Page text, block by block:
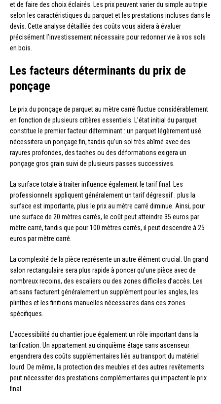
et de faire des choix éclairés. Les prix peuvent varier du simple au triple
selon les caractéristiques du parquet et les prestations incluses dans le
devis. Cette analyse détaillée des coûts vous aidera à évaluer
précisément l’investissement nécessaire pour redonner vie à vos sols
en bois.
Les facteurs déterminants du prix de
ponçage
Le prix du ponçage de parquet au mètre carré fluctue considérablement
en fonction de plusieurs critères essentiels. L’état initial du parquet
constitue le premier facteur déterminant : un parquet légèrement usé
nécessitera un ponçage fin, tandis qu’un sol très abîmé avec des
rayures profondes, des taches ou des déformations exigera un
ponçage gros grain suivi de plusieurs passes successives.
La surface totale à traiter influence également le tarif final. Les
professionnels appliquent généralement un tarif dégressif : plus la
surface est importante, plus le prix au mètre carré diminue. Ainsi, pour
une surface de 20 mètres carrés, le coût peut atteindre 35 euros par
mètre carré, tandis que pour 100 mètres carrés, il peut descendre à 25
euros par mètre carré.
La complexité de la pièce représente un autre élément crucial. Un grand
salon rectangulaire sera plus rapide à poncer qu’une pièce avec de
nombreux recoins, des escaliers ou des zones difficiles d’accès. Les
artisans facturent généralement un supplément pour les angles, les
plinthes et les finitions manuelles nécessaires dans ces zones
spécifiques.
L’accessibilité du chantier joue également un rôle important dans la
tarification. Un appartement au cinquième étage sans ascenseur
engendrera des coûts supplémentaires liés au transport du matériel
lourd. De même, la protection des meubles et des autres revêtements
peut nécessiter des prestations complémentaires qui impactent le prix
final.